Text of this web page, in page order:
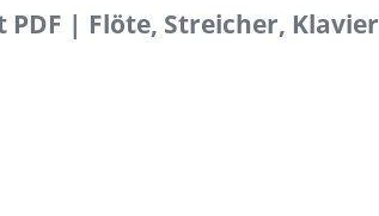
| Flöte, Streicher, Klavier